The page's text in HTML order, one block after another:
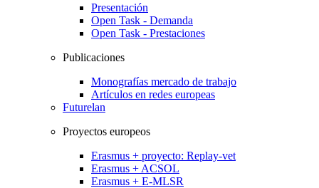
Presentación
Open Task - Demanda
Open Task - Prestaciones
Publicaciones
Monografías mercado de trabajo
Artículos en redes europeas
Futurelan
Proyectos europeos
Erasmus + proyecto: Replay-vet
Erasmus + ACSOL
Erasmus + E-MLSR